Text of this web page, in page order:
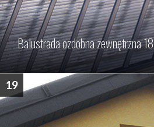
Balustrada ozdobna zewnętrzna 18
19